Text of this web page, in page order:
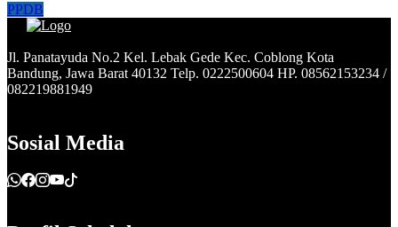
PPDB
Jl. Panatayuda No.2 Kel. Lebak Gede Kec. Coblong Kota
Bandung, Jawa Barat 40132 Telp. 0222500604 HP. 08562153234 /
082219881949
Sosial Media